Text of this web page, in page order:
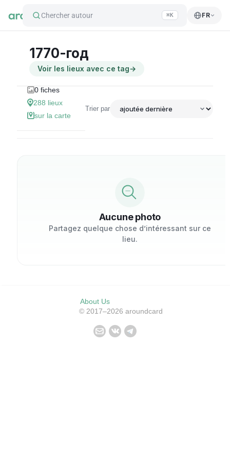
Chercher autour ⌘K FR
1770-год
Voir les lieux avec ce tag→
0 fiches
288 lieux
sur la carte
Trier par
Aucune photo
Partagez quelque chose d’intéressant sur ce
lieu.
About Us
© 2017–2026 aroundcard